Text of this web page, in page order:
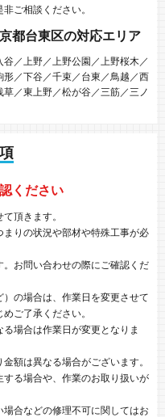
ご相談ください。
都台東区の対応エリア
／上野／上野公園／上野桜木／
／下谷／千束／台東／鳥越／西
／東上野／松が谷／三筋／三ノ
ください
頂きます。
りの状況や部材や特殊工事が必
お問い合わせの際にご確認くだ
の場合は、作業日を変更させて
ご了承ください。
場合は作業日が変更となりま
額は異なる場合がございます。
る場合や、作業のお取り扱いが
合などの修理不可に関してはお